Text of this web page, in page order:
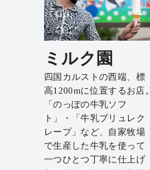
ミルク園
四国カルストの西端、標
高1200mに位置するお店。
「のっぽの牛乳ソフ
ト」・「牛乳ブリュレク
レープ」など、自家牧場
で生産した牛乳を使って
一つひとつ丁寧に仕上げ